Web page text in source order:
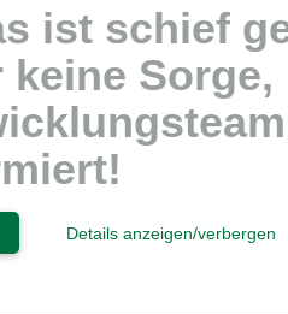
ist schief
keine Sorge,
Details anzeigen/verbergen